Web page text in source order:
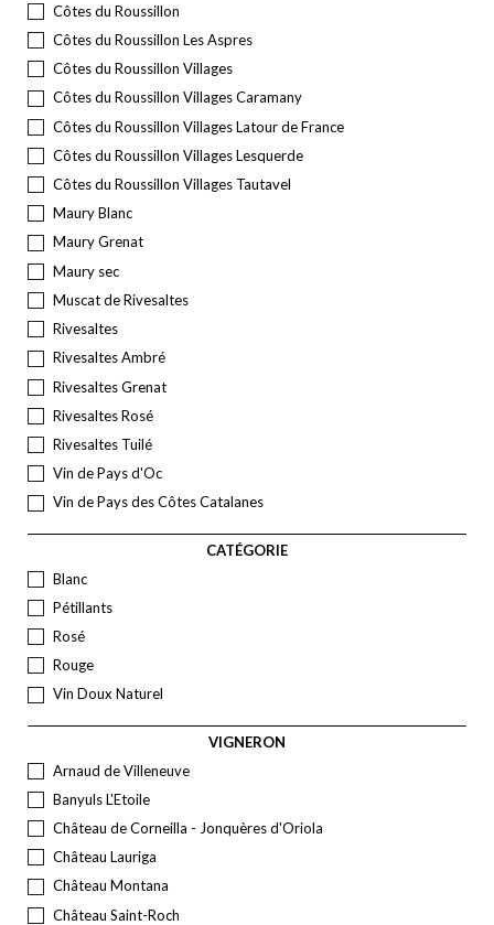
Côtes du Roussillon
Côtes du Roussillon Les Aspres
Côtes du Roussillon Villages
Côtes du Roussillon Villages Caramany
Côtes du Roussillon Villages Latour de France
Côtes du Roussillon Villages Lesquerde
Côtes du Roussillon Villages Tautavel
Maury Blanc
Maury Grenat
Maury sec
Muscat de Rivesaltes
Rivesaltes
Rivesaltes Ambré
Rivesaltes Grenat
Rivesaltes Rosé
Rivesaltes Tuilé
Vin de Pays d'Oc
Vin de Pays des Côtes Catalanes
CATÉGORIE
Blanc
Pétillants
Rosé
Rouge
Vin Doux Naturel
VIGNERON
Arnaud de Villeneuve
Banyuls L'Etoile
Château de Corneilla - Jonquères d'Oriola
Château Lauriga
Château Montana
Château Saint-Roch